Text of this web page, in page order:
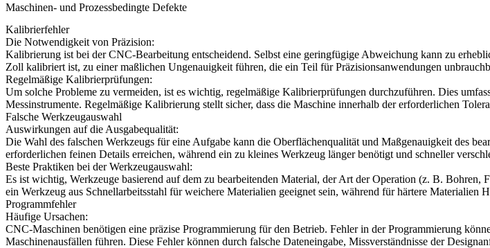
Maschinen- und Prozessbedingte Defekte
Kalibrierfehler
Die Notwendigkeit von Präzision:
Kalibrierung ist bei der CNC-Bearbeitung entscheidend. Selbst eine geringfügige Abweichung kann zu
Zoll kalibriert ist, zu einer maßlichen Ungenauigkeit führen, die ein Teil für Präzisionsanwendungen
Regelmäßige Kalibrierprüfungen:
Um solche Probleme zu vermeiden, ist es wichtig, regelmäßige Kalibrierprüfungen durchzuführen. Dies
Messinstrumente. Regelmäßige Kalibrierung stellt sicher, dass die Maschine innerhalb der erforderlichen
Falsche Werkzeugauswahl
Auswirkungen auf die Ausgabequalität:
Die Wahl des falschen Werkzeugs für eine Aufgabe kann die Oberflächenqualität und Maßgenauigkeit des
erforderlichen feinen Details erreichen, während ein zu kleines Werkzeug länger benötigt und schneller
Beste Praktiken bei der Werkzeugauswahl:
Es ist wichtig, Werkzeuge basierend auf dem zu bearbeitenden Material, der Art der Operation (z. B.
ein Werkzeug aus Schnellarbeitsstahl für weichere Materialien geeignet sein, während für härtere Materialien
Programmfehler
Häufige Ursachen:
CNC-Maschinen benötigen eine präzise Programmierung für den Betrieb. Fehler in der Programmierung
Maschinenausfällen führen. Diese Fehler können durch falsche Dateneingabe, Missverständnisse der